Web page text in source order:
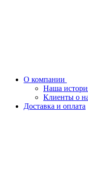
О компании
Наша
Клиенты о
Доставка и оплата